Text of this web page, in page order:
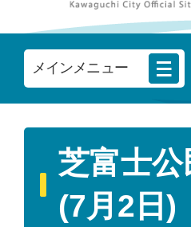
メインメニュー
芝富士
(7月2日)